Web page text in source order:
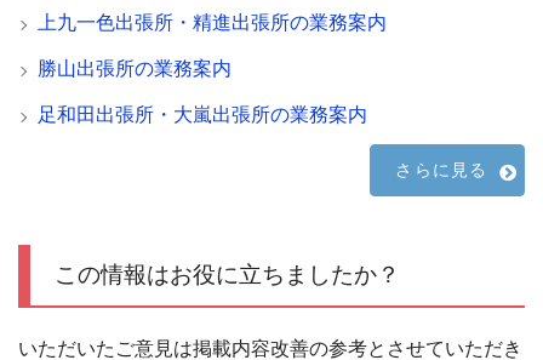
上九一色出張所・精進出張所の業務案内
勝山出張所の業務案内
足和田出張所・大嵐出張所の業務案内
さらに見る
この情報はお役に立ちましたか？
いただいたご意見は掲載内容改善の参考とさせていただき